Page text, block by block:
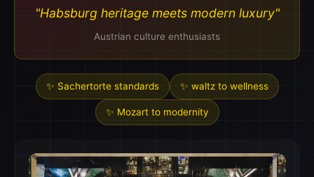
"Habsburg heritage meets modern luxury"
Austrian culture enthusiasts
✨ Sachertorte standards ✨ waltz to wellness
✨ Mozart to modernity